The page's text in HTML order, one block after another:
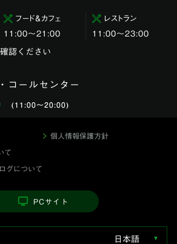
フード＆カフェ
11:00～21:00
レストラン
11:00〜23:00
認ください
コールセンター
(11:00〜20:00)
個人情報保護方針
て
グについて
PCサイト
日本語